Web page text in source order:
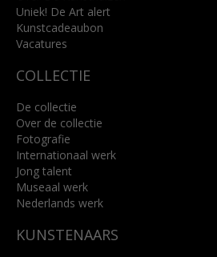
Lees meer
Uniek! De Art alert
Kunstcadeaubon
Vacatures
COLLECTIE
De collectie
Over de collectie
Fotografie
Internationaal werk
Jong talent
Museaal werk
Nederlands werk
KUNSTENAARS